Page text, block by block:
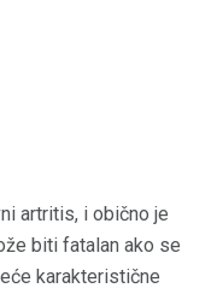
artritis, i obično je
biti fatalan ako se
karakteristične